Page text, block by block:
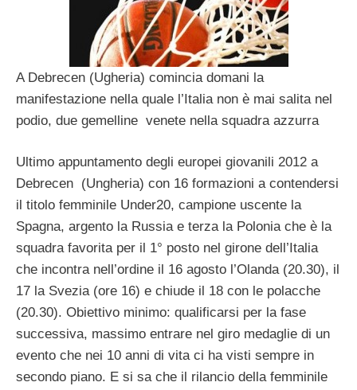
A Debrecen (Ugheria) comincia domani la
manifestazione nella quale l’Italia non è mai salita nel
podio, due gemelline venete nella squadra azzurra
Ultimo appuntamento degli europei giovanili 2012 a
Debrecen (Ungheria) con 16 formazioni a contendersi
il titolo femminile Under20, campione uscente la
Spagna, argento la Russia e terza la Polonia che è la
squadra favorita per il 1° posto nel girone dell’Italia
che incontra nell’ordine il 16 agosto l’Olanda (20.30), il
17 la Svezia (ore 16) e chiude il 18 con le polacche
(20.30). Obiettivo minimo: qualificarsi per la fase
successiva, massimo entrare nel giro medaglie di un
evento che nei 10 anni di vita ci ha visti sempre in
secondo piano. E si sa che il rilancio della femminile